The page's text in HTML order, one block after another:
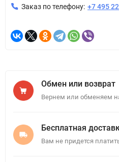
Заказ по телефону: +7 495
Обмен или возврат
Вернем или обменяем
Бесплатная
Вам не придется